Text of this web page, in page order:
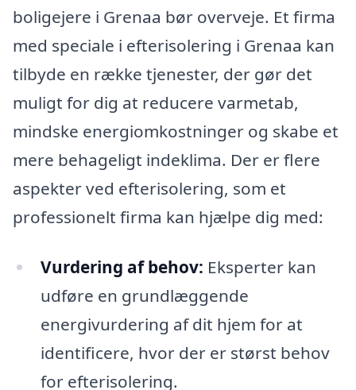
boligejere i Grenaa bør overveje. Et firma
med speciale i efterisolering i Grenaa kan
tilbyde en række tjenester, der gør det
muligt for dig at reducere varmetab,
mindske energiomkostninger og skabe et
mere behageligt indeklima. Der er flere
aspekter ved efterisolering, som et
professionelt firma kan hjælpe dig med:
Vurdering af behov: Eksperter kan
udføre en grundlæggende
energivurdering af dit hjem for at
identificere, hvor der er størst behov
for efterisolering.